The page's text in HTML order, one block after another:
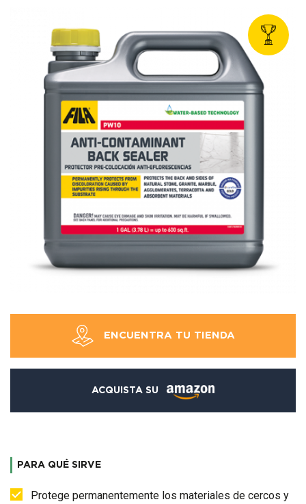
ENCUENTRA TU TIENDA
ACQUISTA SU
PARA QUÉ SIRVE
Protege permanentemente los materiales de cercos y